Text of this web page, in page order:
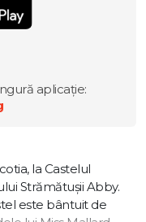
aplicație:
la Castelul
Strămătușii Abby.
este bântuit de